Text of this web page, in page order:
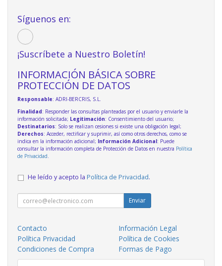
Síguenos en:
¡Suscríbete a Nuestro Boletín!
INFORMACIÓN BÁSICA SOBRE
PROTECCIÓN DE DATOS
Responsable: ADRI-BERCRIS, S.L.
Finalidad: Responder las consultas planteadas por el usuario y enviarle la
información solicitada; Legitimación: Consentimiento del usuario;
Destinatarios: Solo se realizan cesiones si existe una obligación legal;
Derechos: Acceder, rectificar y suprimir, así como otros derechos, como se
indica en la información adicional; Información Adicional: Puede
consultar la información completa de Protección de Datos en nuestra Política
de Privacidad.
He leído y acepto la Política de Privacidad.
Enviar
Contacto
Información Legal
Política Privacidad
Política de Cookies
Condiciones de Compra
Formas de Pago